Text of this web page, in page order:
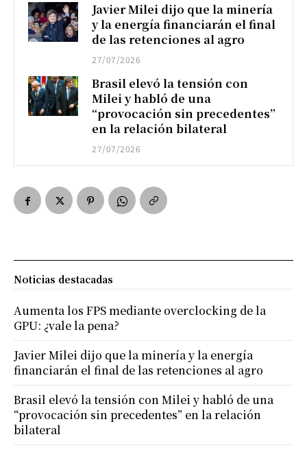
Javier Milei dijo que la minería
y la energía financiarán el final
de las retenciones al agro
27/07/2026
Brasil elevó la tensión con
Milei y habló de una
“provocación sin precedentes”
en la relación bilateral
27/07/2026
Noticias destacadas
Aumenta los FPS mediante overclocking de la
GPU: ¿vale la pena?
Javier Milei dijo que la minería y la energía
financiarán el final de las retenciones al agro
Brasil elevó la tensión con Milei y habló de una
“provocación sin precedentes” en la relación
bilateral